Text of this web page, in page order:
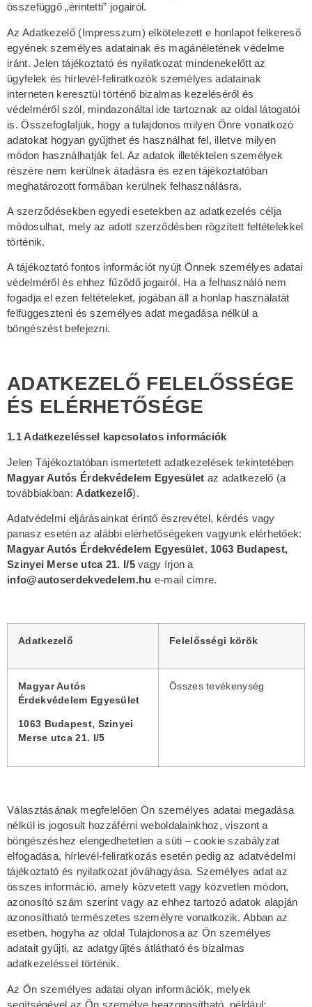
összefüggő „érintetti” jogairól.
Az Adatkezelő (Impresszum) elkötelezett e honlapot felkereső
egyének személyes adatainak és magánéletének védelme
iránt. Jelen tájékoztató és nyilatkozat mindenekelőtt az
ügyfelek és hírlevél-feliratkozók személyes adatainak
interneten keresztül történő bizalmas kezeléséről és
védelméről szól, mindazonáltal ide tartoznak az oldal látogatói
is. Összefoglaljuk, hogy a tulajdonos milyen Önre vonatkozó
adatokat hogyan gyűjthet és használhat fel, illetve milyen
módon használhatják fel. Az adatok illetéktelen személyek
részére nem kerülnek átadásra és ezen tájékoztatóban
meghatározott formában kerülnek felhasználásra.
A szerződésekben egyedi esetekben az adatkezelés célja
módosulhat, mely az adott szerződésben rögzített feltételekkel
történik.
A tájékoztató fontos információt nyújt Önnek személyes adatai
védelméről és ehhez fűződő jogairól. Ha a felhasználó nem
fogadja el ezen feltételeket, jogában áll a honlap használatát
felfüggeszteni és személyes adat megadása nélkül a
böngészést befejezni.
ADATKEZELŐ FELELŐSSÉGE
ÉS ELÉRHETŐSÉGE
1.1 Adatkezeléssel kapcsolatos információk
Jelen Tájékoztatóban ismertetett adatkezelések tekintetében
Magyar Autós Érdekvédelem Egyesület az adatkezelő (a
továbbiakban: Adatkezelő).
Adatvédelmi eljárásainkat érintő észrevétel, kérdés vagy
panasz esetén az alábbi elérhetőségeken vagyunk elérhetőek:
Magyar Autós Érdekvédelem Egyesület, 1063 Budapest,
Szinyei Merse utca 21. I/5vagy írjon a
info@autoserdekvedelem.hu e-mail címre.
Adatkezelő Felelősségi körök
Magyar Autós
Érdekvédelem Egyesület
1063 Budapest, Szinyei
Merse utca 21. I/5
Összes tevékenység
Választásának megfelelően Ön személyes adatai megadása
nélkül is jogosult hozzáférni weboldalainkhoz, viszont a
böngészéshez elengedhetetlen a süti – cookie szabályzat
elfogadása, hírlevél-feliratkozás esetén pedig az adatvédelmi
tájékoztató és nyilatkozat jóváhagyása. Személyes adat az
összes információ, amely közvetett vagy közvetlen módon,
azonosító szám szerint vagy az ehhez tartozó adatok alapján
azonosítható természetes személyre vonatkozik. Abban az
esetben, hogyha az oldal Tulajdonosa az Ön személyes
adatait gyűjti, az adatgyűjtés átlátható és bizalmas
adatkezeléssel történik.
Az Ön személyes adatai olyan információk, melyek
segítségével az Ön személye beazonosítható, például: